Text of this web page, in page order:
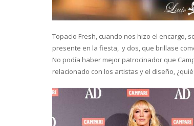
Topacio Fresh, cuando nos hizo el encargo,
presente en la fiesta, y dos, que brillase
No podía haber mejor patrocinador que
relacionado con los artistas y el diseño,